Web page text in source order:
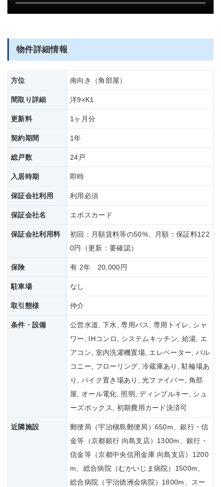
部屋全体
物件詳細情報
方位 南向き（角部屋）
間取り詳細 洋9×K1
更新料 1ヶ月分
契約期間 1年
総戸数 24戸
入居時期 即時
保証会社利用 利用必須
保証会社名 エポスカード
保証会社利用料
初回：月額賃料等の50%、月額：保証料122
0円（更新：要確認）
保険 有 2年 20,000円
駐車場 なし
取引態様 仲介
条件・設備
公営水道, 下水, 専用バス, 専用トイレ, シャ
ワー, IHコンロ, システムキッチン, 給湯, エ
アコン, 室内洗濯機置場, エレベーター, バル
コニー, フローリング, 冷蔵庫あり, 駐輪場あ
り, バイク置き場あり, 光ファイバー, 角部
屋, オール電化, 照明, ディンプルキー, シュ
ーズボックス, 初期費用カード決済可
近隣施設
郵便局（宇治槇島郵便局）650m、銀行・信
金等（京都銀行 向島支店）1300m、銀行・
信金等（京都中央信用金庫 向島支店）1200
m、総合病院（むかいじま病院）1500m、
総合病院（宇治徳洲会病院）1800m、スー